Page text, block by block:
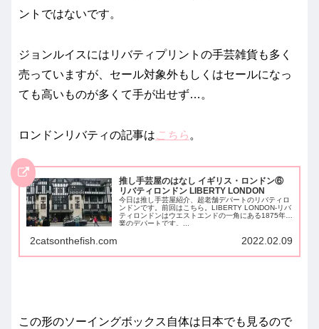
ントではないです。
ジョンルイスにはリバティプリントの手芸雑貨も多く
売っていますが、セール対象外もしくはセールになっ
ても高いものが多くて手が出せず…。
ロンドンリバティの記事はこちら 。
推し手芸屋のはなし イギリス・ロンドン⑥
リバティロンドン LIBERTY LONDON
今日は推し手芸屋紹介、超老舗デパートのリバティロ
ンドンです。前回はこちら。LIBERTY LONDON-リバ
ティロンドンはウエストエンドの一角にある1875年開
業のデパートです。...
2catsonthefish.com 2022.02.09
この形のソーイングボックス自体は日本でも見るので